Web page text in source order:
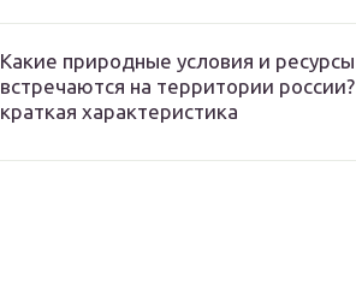
Какие природные условия и ресурсы
встречаются на территории россии?
краткая характеристика